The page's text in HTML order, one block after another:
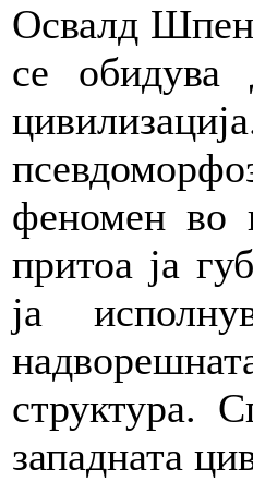
Освалд
се обидува
феномен во
притоа ја
ја
структура.
западната